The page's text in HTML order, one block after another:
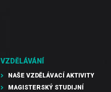
VZDĚLÁVÁNÍ
NAŠE VZDĚLÁVACÍ AKTIVITY
MAGISTERSKÝ STUDIJNÍ